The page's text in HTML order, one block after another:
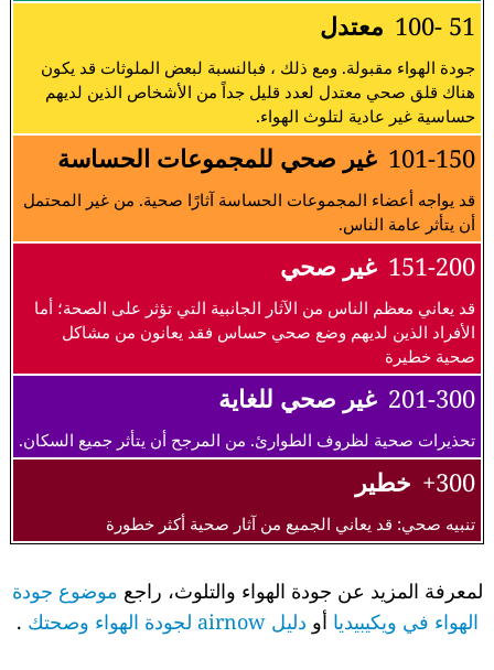
51 -100 معتدل
جودة الهواء مقبولة. ومع ذلك ، فبالنسبة لبعض الملوثات قد يكون
هناك قلق صحي معتدل لعدد قليل جداً من الأشخاص الذين لديهم
حساسية غير عادية لتلوث الهواء.
101-150 غير صحي للمجموعات الحساسة
قد يواجه أعضاء المجموعات الحساسة آثارًا صحية. من غير المحتمل
أن يتأثر عامة الناس.
151-200 غير صحي
قد يعاني معظم الناس من الآثار الجانبية التي تؤثر على الصحة؛ أما
الأفراد الذين لديهم وضع صحي حساس فقد يعانون من مشاكل
صحية خطيرة
201-300 غير صحي للغاية
تحذيرات صحية لظروف الطوارئ. من المرجح أن يتأثر جميع السكان.
300+ خطير
تنبيه صحي: قد يعاني الجميع من آثار صحية أكثر خطورة
لمعرفة المزيد عن جودة الهواء والتلوث، راجع موضوع جودة
الهواء في ويكيبيديا أو دليل airnow لجودة الهواء وصحتك .